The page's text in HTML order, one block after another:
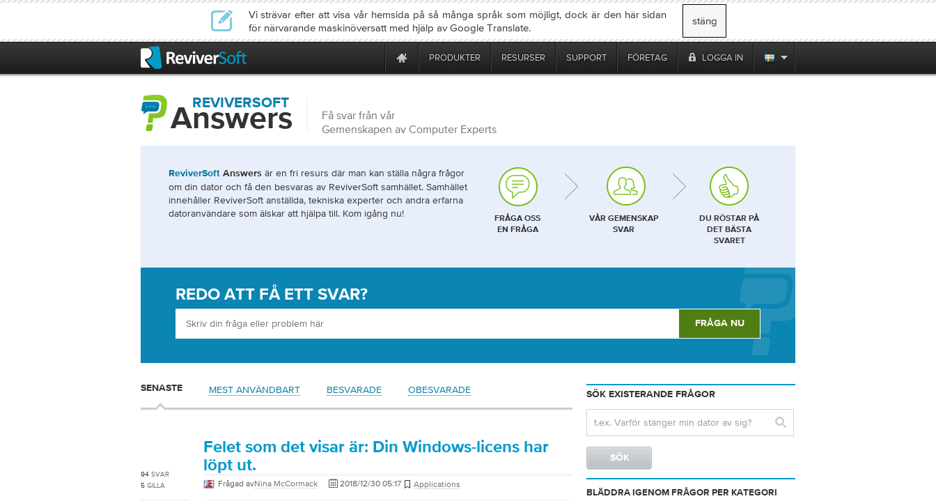
Vi strävar efter att visa vår hemsida på så många språk som möjligt, dock är den här sidan
för närvarande maskinöversatt med hjälp av Google Translate.
stäng
PRODUKTER RESURSER SUPPORT FÖRETAG LOGGA IN
REVIVERSOFT
Answers
Få svar från vår
Gemenskapen av Computer Experts
ReviverSoft Answers är en fri resurs där man kan ställa några frågor
om din dator och få den besvaras av ReviverSoft samhället. Samhället
innehåller ReviverSoft anställda, tekniska experter och andra erfarna
datoranvändare som älskar att hjälpa till. Kom igång nu!
FRÅGA OSS
EN FRÅGA
VÅR GEMENSKAP
SVAR
DU RÖSTAR PÅ
DET BÄSTA
SVARET
REDO ATT FÅ ETT SVAR?
SENASTE MEST ANVÄNDBART BESVARADE OBESVARADE
94 SVAR
5 GILLA
Felet som det visar är: Din Windows-licens har
löpt ut.
Frågad avNina McCormack 2018/12/30 05:17 Applications
SÖK EXISTERANDE FRÅGOR
BLÄDDRA IGENOM FRÅGOR PER KATEGORI